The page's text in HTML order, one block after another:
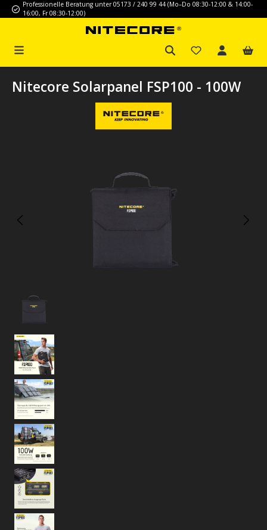
Zum Hauptinhalt springen
Professionelle Beratung unter 05173 / 240 99 44 (Mo–Do 08:30-12:00 & 14:00-
16:00, Fr 08:30-12:00)
Nitecore Solarpanel FSP100 - 100W